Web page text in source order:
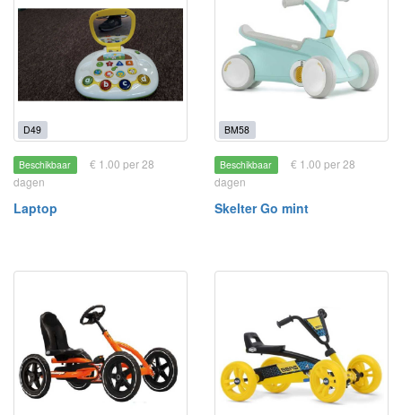
D49
Beschikbaar
€ 1.00 per 28
dagen
Laptop
BM58
Beschikbaar
€ 1.00 per 28
dagen
Skelter Go mint